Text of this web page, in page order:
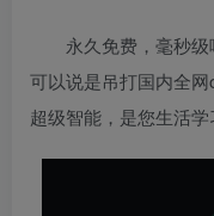
永久免费，毫秒级
可以说是吊打国内全网
超级智能，是您生活